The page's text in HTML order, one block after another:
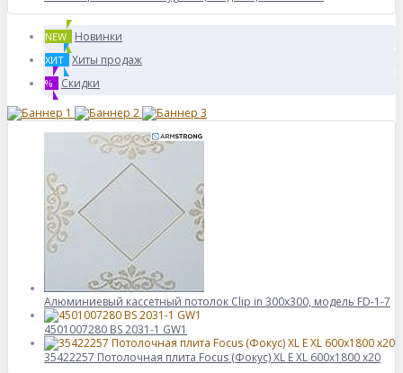
NEW Новинки
ХИТ Хиты продаж
% Скидки
Алюминиевый кассетный потолок Clip in 300х300, модель FD-1-7
4501007280 BS 2031-1 GW1
35422257 Потолочная плита Focus (Фокус) XL E XL 600x1800 x20